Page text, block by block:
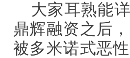
大家耳熟能
鼎辉融资之后
被多米诺式恶